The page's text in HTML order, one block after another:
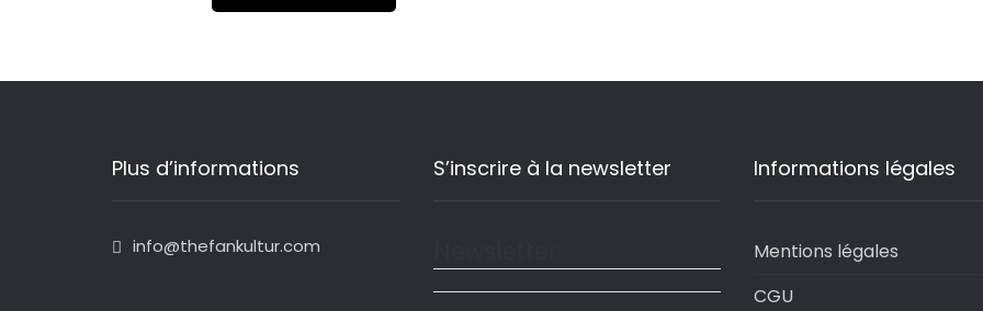
Plus d’informations
info@thefankultur.com
S’inscrire à la newsletter Informations légales
Mentions légales
CGU